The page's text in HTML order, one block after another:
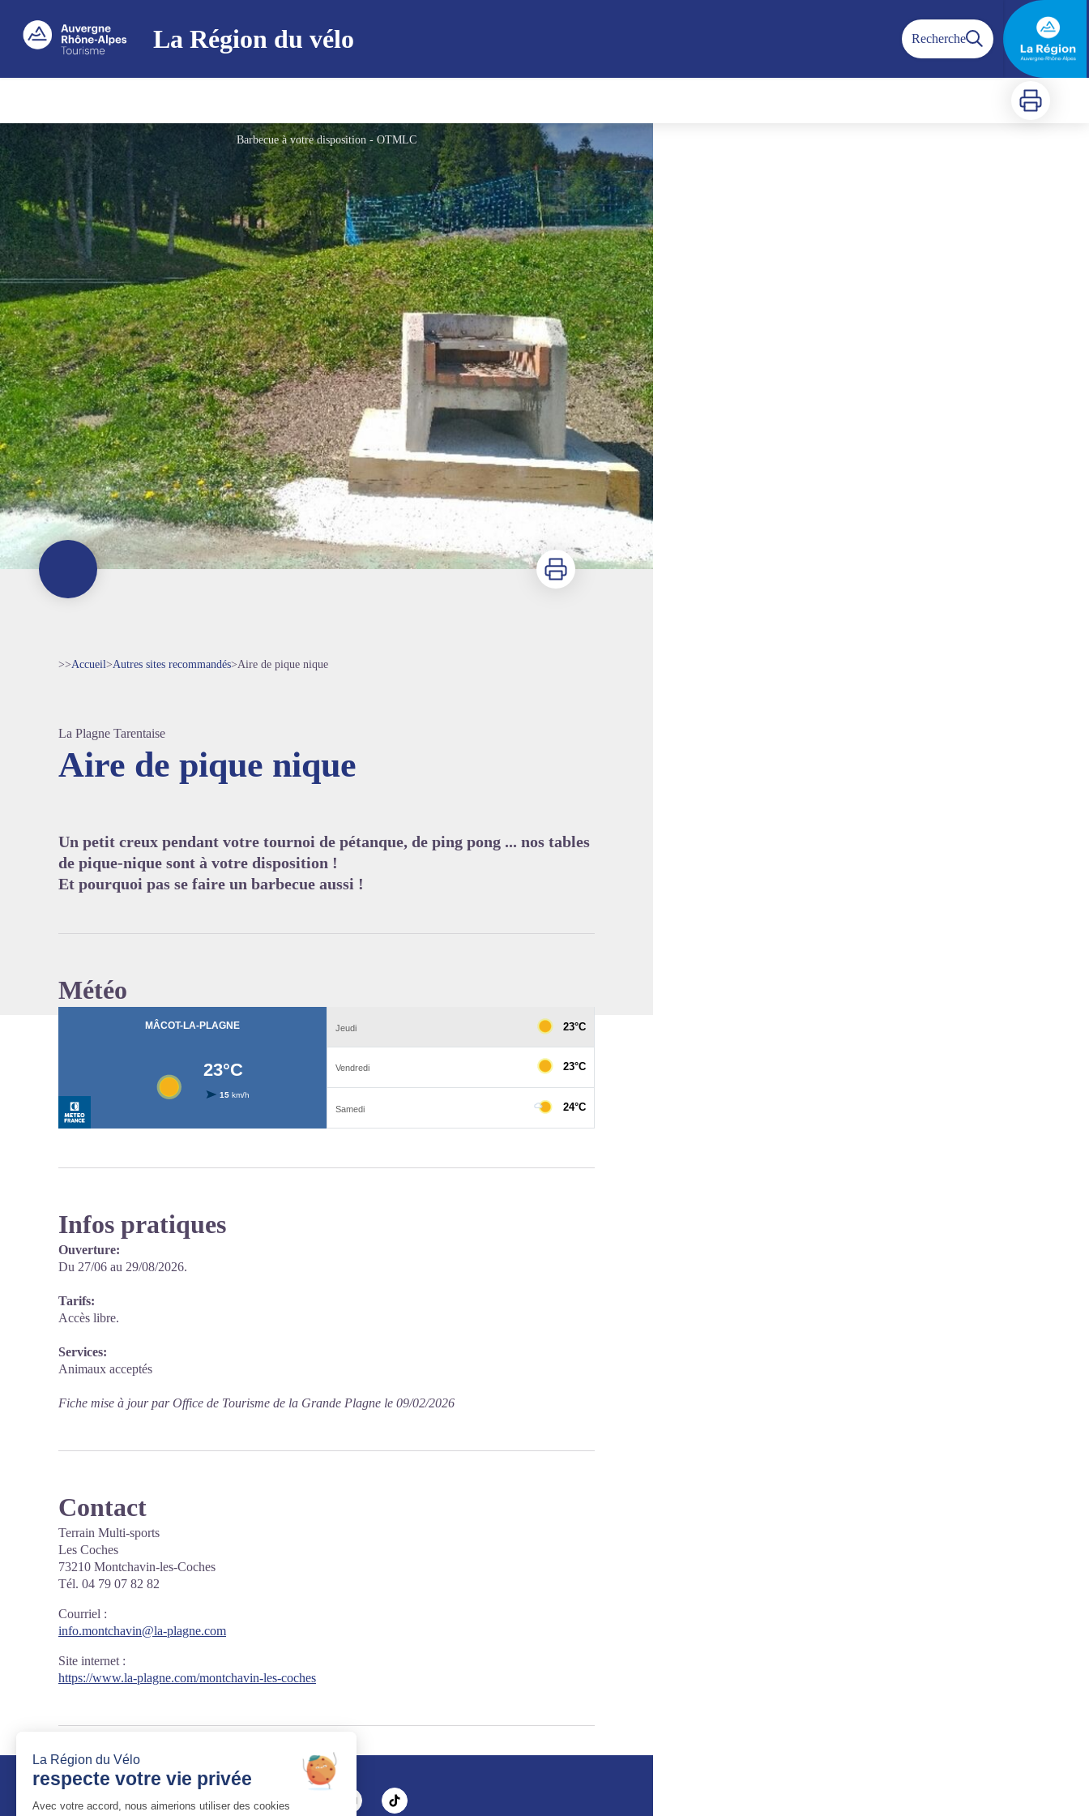
La Région du vélo Recherche
Imprimer
Barbecue à votre disposition - OTMLC
Imprimer
>>Accueil>Autres sites recommandés>Aire de pique nique
La Plagne Tarentaise
Aire de pique nique
Un petit creux pendant votre tournoi de pétanque, de ping pong ... nos tables
de pique-nique sont à votre disposition !
Et pourquoi pas se faire un barbecue aussi !
Météo
Infos pratiques
Ouverture:
Du 27/06 au 29/08/2026.
Tarifs:
Accès libre.
Services:
Animaux acceptés
Fiche mise à jour par Office de Tourisme de la Grande Plagne le 09/02/2026
Contact
Terrain Multi-sports
Les Coches
73210 Montchavin-les-Coches
Tél. 04 79 07 82 82
Courriel :
info.montchavin@la-plagne.com
Site internet :
https://www.la-plagne.com/montchavin-les-coches